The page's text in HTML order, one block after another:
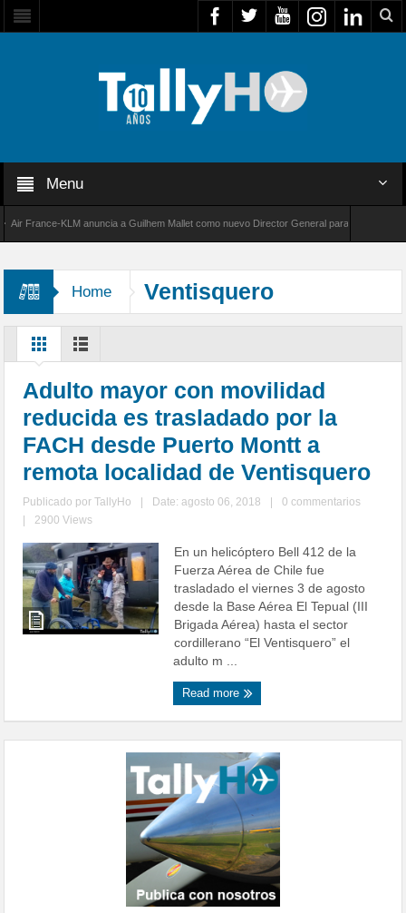
Menu
KLM anuncia a Guilhem Mallet como nuevo Director General para América Latina
Home Ventisquero
Adulto mayor con movilidad
reducida es trasladado por la
FACH desde Puerto Montt a
remota localidad de Ventisquero
Publicado porTallyHo Date: agosto 06, 2018
0 commentarios
2900 Views
En un helicóptero Bell 412 de la
Fuerza Aérea de Chile fue
trasladado el viernes 3 de agosto
desde la Base Aérea El Tepual (III
Brigada Aérea) hasta el sector
cordillerano “El Ventisquero” el
adulto m ...
Read more